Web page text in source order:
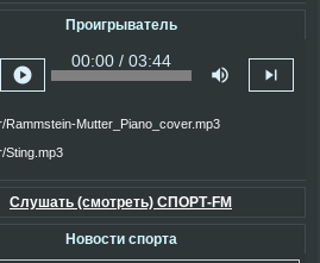
Проигрыватель
play_circle
00:00 / 03:44
volume_up skip_next
Rammstein-Mutter_Piano_cover.mp3
Sting.mp3
Слушать (смотреть) СПОРТ-FM
Новости спорта